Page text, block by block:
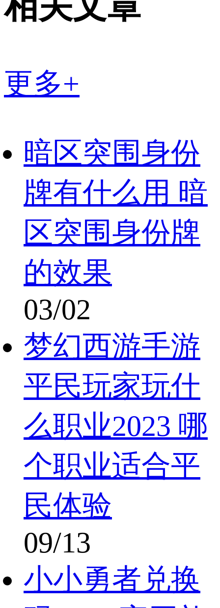
更多+
暗区突围身份
牌有什么用 暗
区突围身份牌
的效果
03/02
梦幻西游手游
平民玩家玩什
么职业2023 哪
个职业适合平
民体验
09/13
小小勇者兑换